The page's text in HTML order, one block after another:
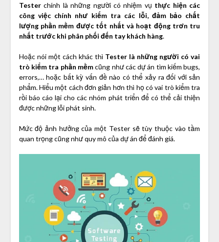
Testerchính là những người có nhiệm vụ thực hiện các
công việc chính như kiểm tra các lỗi, đảm bảo chất
lượng phần mềm được tốt nhất và hoạt động trơn tru
nhất trước khi phân phối đến tay khách hàng.
Hoặc nói một cách khác thì Tester là những người có vai
trò kiểm tra phần mềmcũng như các dự án tìm kiếm bugs,
errors,… hoặc bất kỳ vấn đề nào có thể xảy ra đối với sản
phẩm. Hiểu một cách đơn giản hơn thì họ có vai trò kiểm tra
rồi báo cáo lại cho các nhóm phát triển để có thể cải thiện
được những lỗi phát sinh.
Mức độ ảnh hưởng của một Tester sẽ tùy thuộc vào tầm
quan trọng cũng như quy mô của dự án để đánh giá.